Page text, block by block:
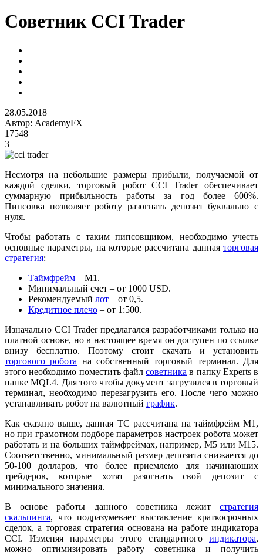
Советник CCI Trader
28.05.2018
Автор: AcademyFX
17548
3
Несмотря на небольшие размеры прибыли, получаемой от
каждой сделки, торговый робот CCI Trader обеспечивает
суммарную прибыльность работы за год более 600%.
Пипсовка позволяет роботу разогнать депозит буквально с
нуля.
Чтобы работать с таким пипсовщиком, необходимо учесть
основные параметры, на которые рассчитана данная торговая
стратегия:
Таймфрейм – M1.
Минимальный счет – от 1000 USD.
Рекомендуемый лот – от 0,5.
Кредитное плечо – от 1:500.
Изначально CCI Trader предлагался разработчиками только на
платной основе, но в настоящее время он доступен по ссылке
внизу бесплатно. Поэтому стоит скачать и установить
торгового робота на собственный торговый терминал. Для
этого необходимо поместить файл советника в папку Experts в
папке MQL4. Для того чтобы документ загрузился в торговый
терминал, необходимо перезагрузить его. После чего можно
устанавливать робот на валютный график.
Как сказано выше, данная ТС рассчитана на таймфрейм М1,
но при грамотном подборе параметров настроек робота может
работать и на больших таймфреймах, например, M5 или М15.
Соответственно, минимальный размер депозита снижается до
50-100 долларов, что более приемлемо для начинающих
трейдеров, которые хотят разогнать свой депозит с
минимального значения.
В основе работы данного советника лежит стратегия
скальпинга, что подразумевает выставление краткосрочных
сделок, а торговая стратегия основана на работе индикатора
CCI. Изменяя параметры этого стандартного индикатора,
можно оптимизировать работу советника и получить